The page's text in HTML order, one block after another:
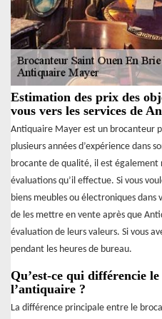
Estimation des prix des
vous vers les services de
Antiquaire Mayer est un brocanteur
plusieurs années d’expérience dans
brocante de qualité, il est également
évaluations qu’il effectue. Si vous
biens meubles ou électroniques dans
de les mettre en vente après que
évaluation de leurs valeurs. Si vous
pendant les heures de bureau.
Qu’est-ce qui différencie
l’antiquaire ?
La différence principale entre le